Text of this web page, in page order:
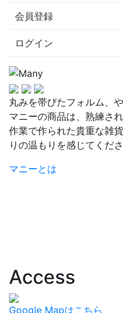
会員登録
ログイン
丸みを帯びたフォルム、
マニーの商品は、熟練さ
作業で作られた貴重な雑
りの温もりを感じてくださ
マニーとは
Access
Google Mapはこちら